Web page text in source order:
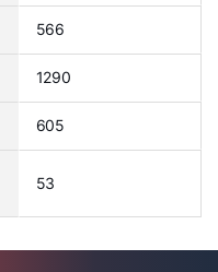
566
1290
605
53